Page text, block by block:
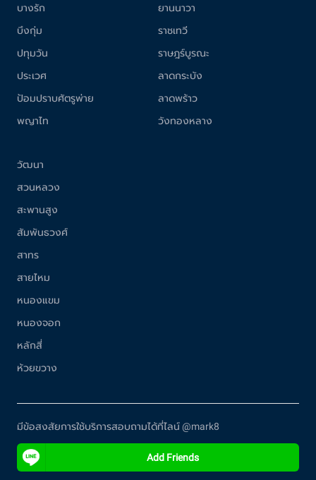
บางรัก
บึงกุ่ม
ปทุมวัน
ประเวศ
ป้อมปราบศัตรูพ่าย
พญาไท
ยานนาวา
ราชเทวี
ราษฎร์บูรณะ
ลาดกระบัง
ลาดพร้าว
วังทองหลาง
วัฒนา
สวนหลวง
สะพานสูง
สัมพันธวงศ์
สาทร
สายไหม
หนองแขม
หนองจอก
หลักสี่
ห้วยขวาง
มีข้อสงสัยการใช้บริการสอบถามได้ที่ไลน์ @mark8
Add Friends